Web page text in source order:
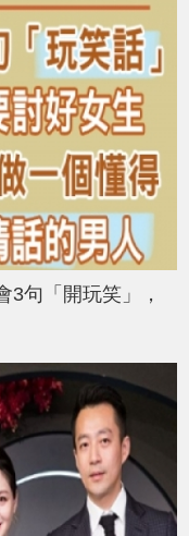
3句「開玩笑」，